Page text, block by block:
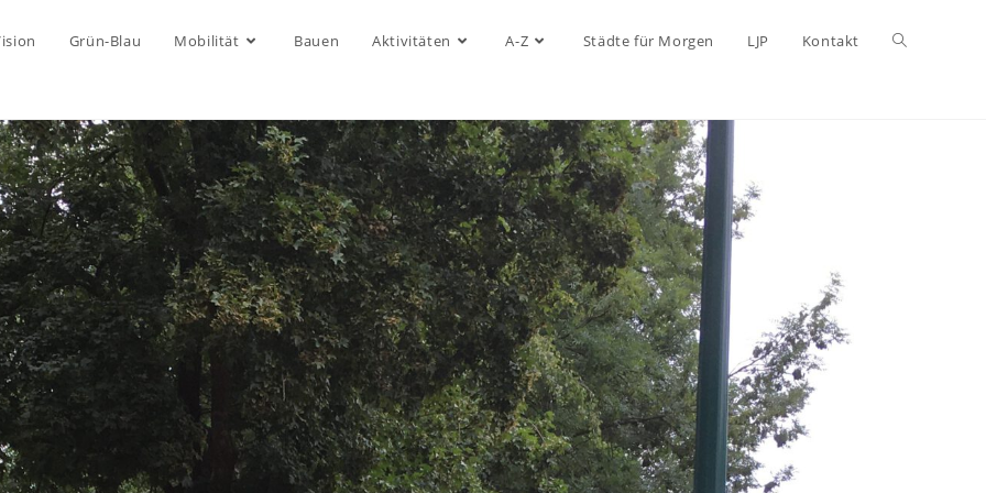
Grün-Blau Mobilität Bauen Aktivitäten A-Z Städte für Morgen LJP Kontakt